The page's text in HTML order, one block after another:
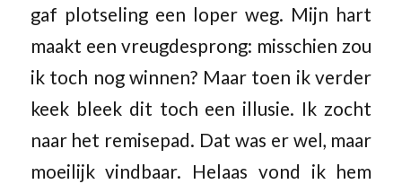
gaf plotseling een loper weg. Mijn hart
maakt een vreugdesprong: misschien zou
ik toch nog winnen? Maar toen ik verder
keek bleek dit toch een illusie. Ik zocht
naar het remisepad. Dat was er wel, maar
moeilijk vindbaar. Helaas vond ik hem